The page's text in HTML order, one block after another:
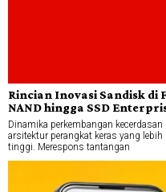
Rincian Inovasi Sandisk di
NAND hingga SSD
Dinamika perkembangan
arsitektur perangkat keras yang
tinggi. Merespons tantangan